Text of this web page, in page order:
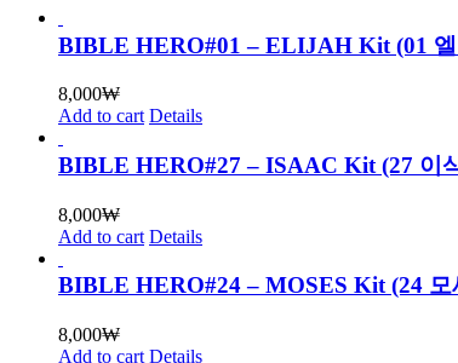
BIBLE HERO#01 – ELIJAH Kit (01
8,000₩
Add to cart Details
BIBLE HERO#27 – ISAAC Kit (27 이
8,000₩
Add to cart Details
BIBLE HERO#24 – MOSES Kit (24
8,000₩
Add to cart Details